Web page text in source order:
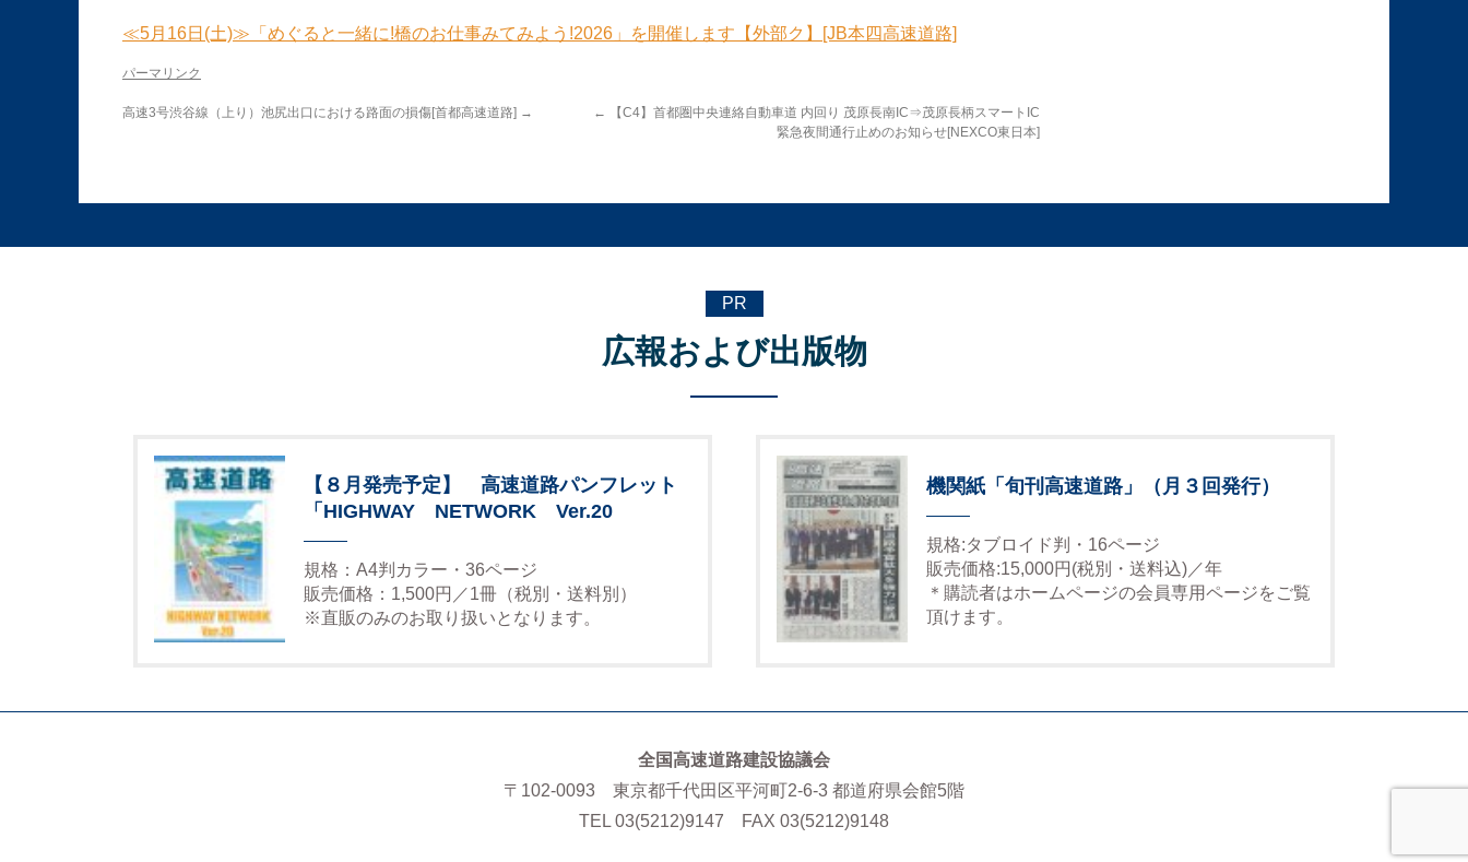
≪5月16日(土)≫「めぐると一緒に!橋のお仕事みてみよう!2026」を開催します【外部ク】[JB本四高速道路]
パーマリンク
←
【C4】首都圏中央連絡自動車道 内回り 茂原長南IC⇒茂原長柄スマートIC
緊急夜間通行止めのお知らせ[NEXCO東日本]
高速3号渋谷線（上り）池尻出口における路面の損傷[首都高速道路] →
PR
広報および出版物
【８月発売予定】 高速道路パンフレット
「HIGHWAY NETWORK Ver.20
規格：A4判カラー・36ページ
販売価格：1,500円／1冊（税別・送料別）
※直販のみのお取り扱いとなります。
機関紙「旬刊高速道路」（月３回発行）
規格:タブロイド判・16ページ
販売価格:15,000円(税別・送料込)／年
＊購読者はホームページの会員専用ページをご覧
頂けます。
全国高速道路建設協議会
〒102-0093 東京都千代田区平河町2-6-3 都道府県会館5階
TEL 03(5212)9147 FAX 03(5212)9148